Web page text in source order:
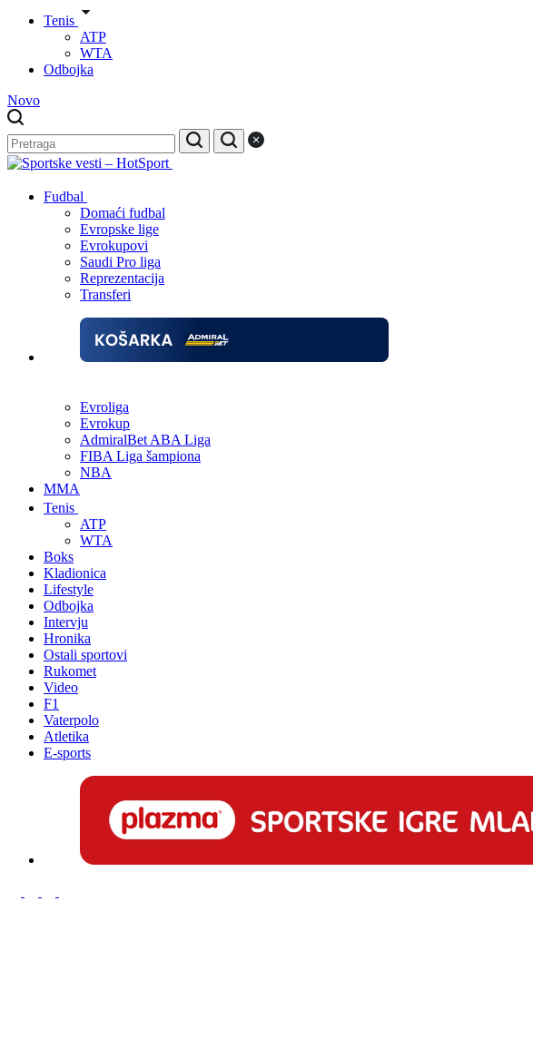
Tenis
ATP
WTA
Odbojka
Novo
Fudbal
Domaći fudbal
Evropske lige
Evrokupovi
Saudi Pro liga
Reprezentacija
Transferi
Evroliga
Evrokup
AdmiralBet ABA Liga
FIBA Liga šampiona
NBA
MMA
Tenis
ATP
WTA
Boks
Kladionica
Lifestyle
Odbojka
Intervju
Hronika
Ostali sportovi
Rukomet
Video
F1
Vaterpolo
Atletika
E-sports